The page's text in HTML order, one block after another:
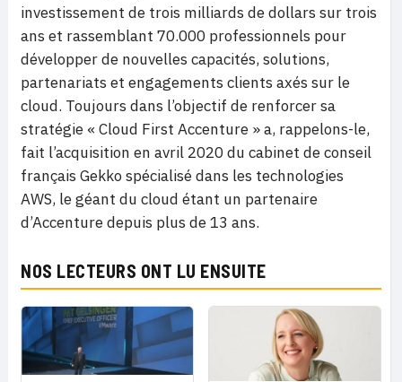
investissement de trois milliards de dollars sur trois
ans et rassemblant 70.000 professionnels pour
développer de nouvelles capacités, solutions,
partenariats et engagements clients axés sur le
cloud. Toujours dans l’objectif de renforcer sa
stratégie « Cloud First Accenture » a, rappelons-le,
fait l’acquisition en avril 2020 du cabinet de conseil
français Gekko spécialisé dans les technologies
AWS, le géant du cloud étant un partenaire
d’Accenture depuis plus de 13 ans.
NOS LECTEURS ONT LU ENSUITE